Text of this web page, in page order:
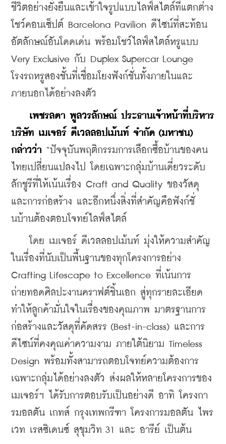
ชีวิตอย่างยั่งยืนและเข้าใจรูปแบบไลฟ์สไตล์ที่แตกต่าง
โชว์คอนเซ็ปต์ Barcelona Pavilion ดีไซน์ที่สะท้อน
อัตลักษณ์อันโดดเด่น พร้อมโชว์ไลฟ์สไตล์หรูแบบ
Very Exclusive กับ Duplex Supercar Lounge
โรงรถหรูสองชั้นที่เชื่อมโยงฟังก์ชั่นทั้งภายในและ
ภายนอกได้อย่างลงตัว
เพชรลดา พูลวรลักษณ์ ประธานเจ้าหน้าที่บริหาร
บริษัท เมเจอร์ ดีเวลลอปเม้นท์ จำกัด (มหาชน)
กล่าวว่า “ปัจจุบันพฤติกรรมการเลือกซื้อบ้านของคน
ไทยเปลี่ยนแปลงไป โดยเฉพาะกลุ่มบ้านเดี่ยวระดับ
ลักชูรีที่ให้เน้นเรื่อง Craft and Quality ของวัสดุ
และการก่อสร้าง และอีกหนึ่งสิ่งที่สำคัญคือฟังก์ชั่
นบ้านต้องตอบโจทย์ไลฟ์สไตล์
โดย เมเจอร์ ดีเวลลอปเม้นท์ มุ่งให้ความสำคัญ
ในเรื่องที่นับเป็นพื้นฐานของทุกโครงการอย่าง
Crafting Lifescape to Excellence ที่เน้นการ
ถ่ายทอดศิลปะงานคราฟต์ชิ้นเอก สู่ทุกรายละเอียด
ทำให้ลูกค้ามั่นใจในเรื่องของคุณภาพ มาตรฐานการ
ก่อสร้างและวัสดุที่คัดสรร (Best-in-class) และการ
ดีไซน์ที่คงคุณค่าความงาม ภายใต้นิยาม Timeless
Design พร้อมทั้งสามารถตอบโจทย์ความต้องการ
เฉพาะกลุ่มได้อย่างลงตัว ส่งผลให้หลายโครงการของ
เมเจอร์ฯ ได้รับการตอบรับเป็นอย่างดี อาทิ โครงกา
รมอลตัน เกทส์ กรุงเทพกรีฑา โครงการมอลตัน ไพร
เวท เรสซิเดนซ์ สุขุมวิท 31 และ อารีย์ เป็นต้น